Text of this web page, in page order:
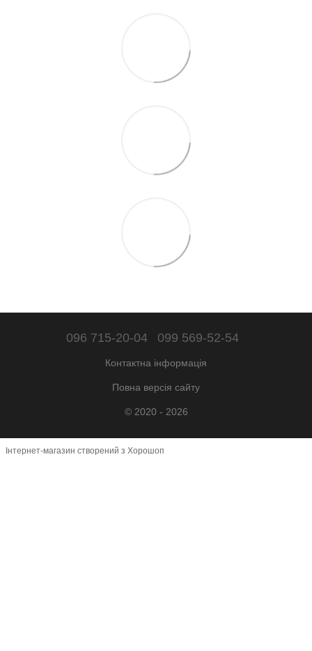
096 715-20-04 099 569-52-54
Контактна інформація
Повна версія сайту
© 2020 - 2026
Інтернет-магазин створений з Хорошоп